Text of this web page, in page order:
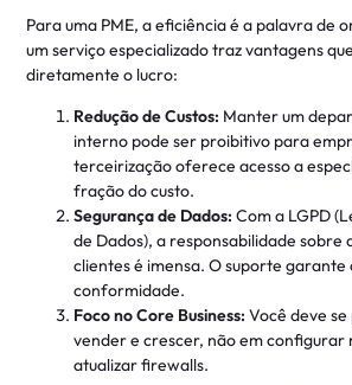
Para uma PME, a eficiência é a palavra de
um serviço especializado traz vantagens
diretamente o lucro:
Redução de Custos: Manter um
interno pode ser proibitivo para
terceirização oferece acesso a
fração do custo.
Segurança de Dados: Com a LGPD
de Dados), a responsabilidade sobre
clientes é imensa. O suporte garante
conformidade.
Foco no Core Business: Você deve
vender e crescer, não em configurar
atualizar firewalls.